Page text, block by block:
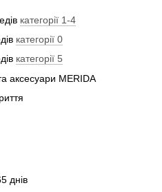
категорії 1-4
категорії 0
категорії 5
аксесуари MERIDA
днів